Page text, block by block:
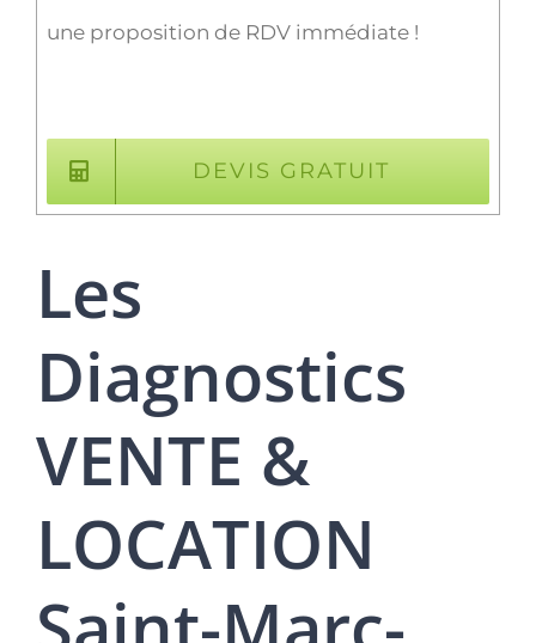
une proposition de RDV immédiate !
DEVIS GRATUIT
Les
Diagnostics
VENTE &
LOCATION